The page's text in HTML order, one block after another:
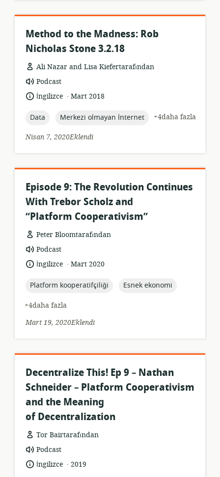
Method to the Madness: Rob
Nicholas Stone 3.2.18
Ali Nazar and Lisa Kiefertarafından
Kaynak
formatı:
Podcast
Dil: İngilizce .
YayınMart 2018
topic:
Data topic:
Merkezi olmayan İnternet
+4daha fazla
Nisan 7, 2020Eklendi
Episode 9: The Revolution Continues
With Trebor Scholz and
“Platform Cooperativism”
Peter Bloomtarafından
Kaynak
formatı:
Podcast
Dil: İngilizce .
YayınMart 2020
topic:
Platform kooperatifçiliği topic:
Esnek ekonomi
+4daha fazla
Mart 19, 2020Eklendi
Decentralize This! Ep 9 – Nathan
Schneider – Platform Cooperativism
and the Meaning
of Decentralization
Tor Bairtarafından
Kaynak
formatı:
Podcast
Dil: İngilizce .
Yayın2019